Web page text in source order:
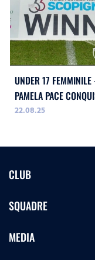
UNDER 17
PAMELA PACE
CUP
22.08.25
CLUB
SQUADRE
MEDIA